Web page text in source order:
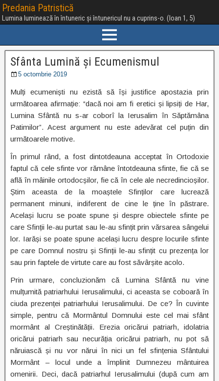
Predania Patristică
Lumina luminează în întuneric și întunericul nu a cuprins-o. (Ioan 1, 5)
Sfânta Lumină și Ecumenismul
5 octombrie 2019
Mulți ecumeniști nu ezistă să își justifice apostazia prin
următoarea afirmație: “dacă noi am fi eretici și lipsiți de Har,
Lumina Sfântă nu s-ar coborî la Ierusalim în Săptămâna
Patimilor”. Acest argument nu este adevărat cel puțin din
următoarele motive.
În primul rând, a fost dintotdeauna acceptat în Ortodoxie
faptul că cele sfinte vor rămâne întotdeauna sfinte, fie că se
află în mâinile ortodocșilor, fie că în cele ale necredincioșilor.
Știm aceasta de la moaștele Sfinților care lucrează
permanent minuni, indiferent de cine le ține în păstrare.
Același lucru se poate spune și despre obiectele sfinte pe
care Sfinții le-au purtat sau le-au sfințit prin vărsarea sângelui
lor. Iarăși se poate spune același lucru despre locurile sfinte
pe care Domnul nostru și Sfinții le-au sfințit cu prezența lor
sau prin faptele de virtute care au fost săvârșite acolo.
Prin urmare, concluzionăm că Lumina Sfântă nu vine
mulțumită patriarhului Ierusalimului, ci aceasta se coboară în
ciuda prezenței patriarhului Ierusalimului. De ce? În cuvinte
simple, pentru că Mormântul Domnului este cel mai sfânt
mormânt al Creștinătății. Erezia oricărui patriarh, idolatria
oricărui patriarh sau necurăția oricărui patriarh, nu pot să
năruiască și nu vor nărui în nici un fel sfințenia Sfântului
Mormânt – locul unde a împlinit Dumnezeu mântuirea
omenirii. Deci, dacă patriarhul Ierusalimului (după cum am